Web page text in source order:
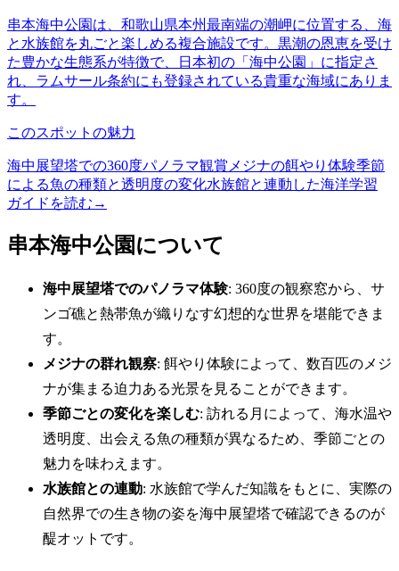
串本海中公園は、和歌山県本州最南端の潮岬に位置する、海
と水族館を丸ごと楽しめる複合施設です。黒潮の恩恵を受け
た豊かな生態系が特徴で、日本初の「海中公園」に指定さ
れ、ラムサール条約にも登録されている貴重な海域にありま
す。
このスポットの魅力
海中展望塔での360度パノラマ観賞 メジナの餌やり体験季節
による魚の種類と透明度の変化水族館と連動した海洋学習
ガイドを読む →
串本海中公園について
海中展望塔でのパノラマ体験: 360度の観察窓から、サ
ンゴ礁と熱帯魚が織りなす幻想的な世界を堪能できま
す。
メジナの群れ観察: 餌やり体験によって、数百匹のメジ
ナが集まる迫力ある光景を見ることができます。
季節ごとの変化を楽しむ: 訪れる月によって、海水温や
透明度、出会える魚の種類が異なるため、季節ごとの
魅力を味わえます。
水族館との連動: 水族館で学んだ知識をもとに、実際の
自然界での生き物の姿を海中展望塔で確認できるのが
醍オットです。